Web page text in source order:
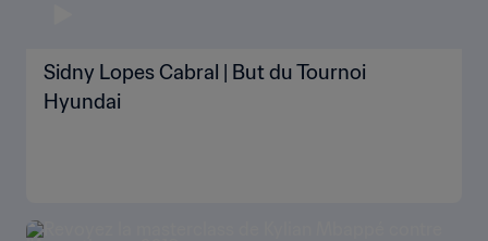
Sidny Lopes Cabral | But du Tournoi
Hyundai